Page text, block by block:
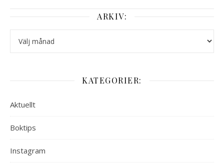
ARKIV:
KATEGORIER:
Aktuellt
Boktips
Instagram